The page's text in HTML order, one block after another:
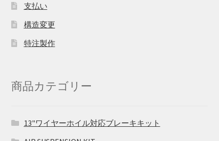
支払い
構造変更
特注製作
商品カテゴリー
13"ワイヤーホイル対応ブレーキキット